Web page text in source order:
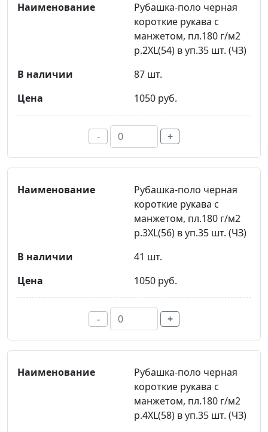
Рубашка-поло черная
короткие рукава с
манжетом, пл.180 г/м2
р.2XL(54) в уп.35 шт. (ЧЗ)
87 шт.
1050 руб.
- +
Рубашка-поло черная
короткие рукава с
манжетом, пл.180 г/м2
р.3XL(56) в уп.35 шт. (ЧЗ)
41 шт.
1050 руб.
- +
Рубашка-поло черная
короткие рукава с
манжетом, пл.180 г/м2
р.4XL(58) в уп.35 шт. (ЧЗ)